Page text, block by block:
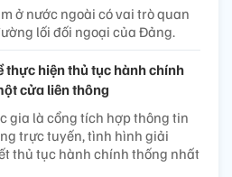
ở nước ngoài có vai trò quan
lối đối ngoại của Đảng.
thực hiện thủ tục hành chính
cửa liên thông
gia là cổng tích hợp thông tin
trực tuyến, tình hình giải
thủ tục hành chính thống nhất